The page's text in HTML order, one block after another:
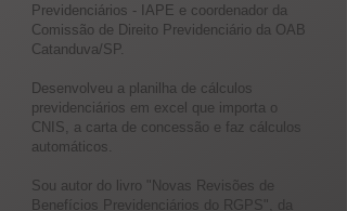
Previdenciários - IAPE e coordenador da
Comissão de Direito Previdenciário da OAB
Catanduva/SP.
Desenvolveu a planilha de cálculos
previdenciários em excel que importa o
CNIS, a carta de concessão e faz cálculos
automáticos.
Sou autor do livro "Novas Revisões de
Benefícios Previdenciários do RGPS", da